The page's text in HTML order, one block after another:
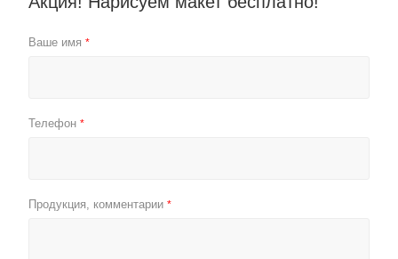
Ваше имя *
Телефон *
Продукция, комментарии *